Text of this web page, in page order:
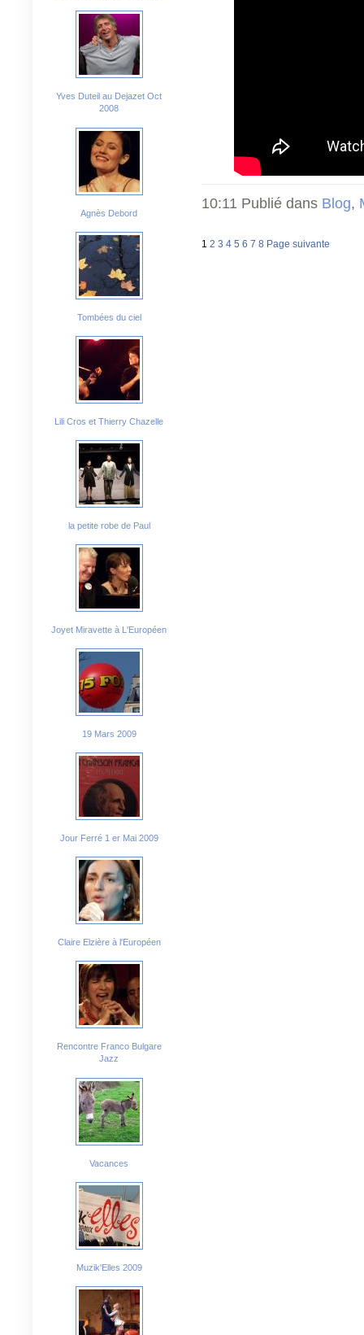
Yves Duteil au Dejazet Oct
2008
Agnès Debord
Tombées du ciel
Lili Cros et Thierry Chazelle
la petite robe de Paul
Joyet Miravette à L'Européen
19 Mars 2009
Jour Ferré 1 er Mai 2009
Claire Elzière à l'Européen
Rencontre Franco Bulgare
Jazz
Vacances
Muzik'Elles 2009
10:11 Publié dans Blog,
1 2 3 4 5 6 7 8 Page suivante